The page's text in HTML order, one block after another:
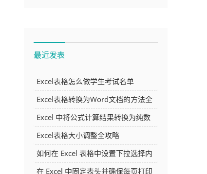
最近发表
Excel表格怎么做学生考试名单
Excel表格转换为Word文档的方法全
解析
Excel 中将公式计算结果转换为纯数
字的多种方法
Excel表格大小调整全攻略
如何在 Excel 表格中设置下拉选择内
容
在 Excel 中固定表头并确保每页打印